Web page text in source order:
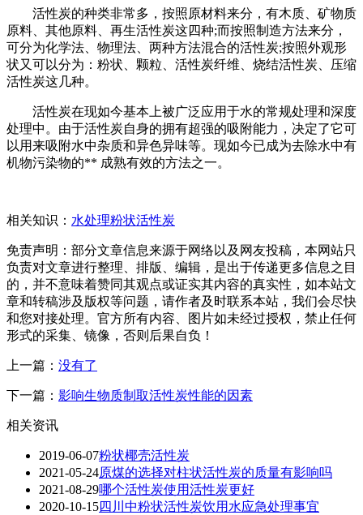
活性炭的种类非常多，按照原材料来分，有木质、矿物质
原料、其他原料、再生活性炭这四种;而按照制造方法来分，
可分为化学法、物理法、两种方法混合的活性炭;按照外观形
状又可以分为：粉状、颗粒、活性炭纤维、烧结活性炭、压缩
活性炭这几种。
活性炭在现如今基本上被广泛应用于水的常规处理和深度
处理中。由于活性炭自身的拥有超强的吸附能力，决定了它可
以用来吸附水中杂质和异色异味等。现如今已成为去除水中有
机物污染物的** 成熟有效的方法之一。
相关知识： 水处理粉状活性炭
免责声明：部分文章信息来源于网络以及网友投稿，本网站只
负责对文章进行整理、排版、编辑，是出于传递更多信息之目
的，并不意味着赞同其观点或证实其内容的真实性，如本站文
章和转稿涉及版权等问题，请作者及时联系本站，我们会尽快
和您对接处理。官方所有内容、图片如未经过授权，禁止任何
形式的采集、镜像，否则后果自负！
上一篇： 没有了
下一篇： 影响生物质制取活性炭性能的因素
相关资讯
2019-06-07粉状椰壳活性炭
2021-05-24原煤的选择对柱状活性炭的质量有影响吗
2021-08-29哪个活性炭使用活性炭更好
2020-10-15四川中粉状活性炭饮用水应急处理事宜